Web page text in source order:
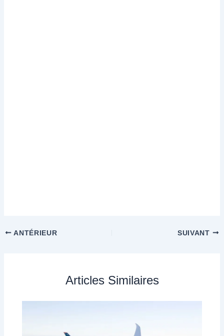
ANTÉRIEUR SUIVANT
Articles Similaires